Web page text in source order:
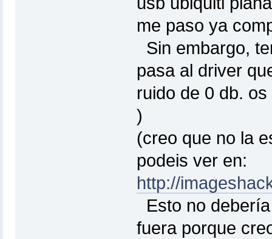
me paso ya
Sin embargo,
pasa al driver
ruido de 0 db.
)
(creo que no la
podeis ver en:
http://
Esto no
fuera porque